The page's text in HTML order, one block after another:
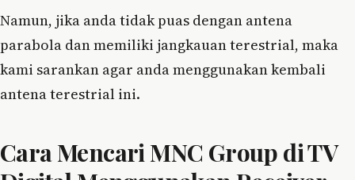
Namun, jika anda tidak puas dengan antena
parabola dan memiliki jangkauan terestrial, maka
kami sarankan agar anda menggunakan kembali
antena terestrial ini.
Cara Mencari MNC Group di TV